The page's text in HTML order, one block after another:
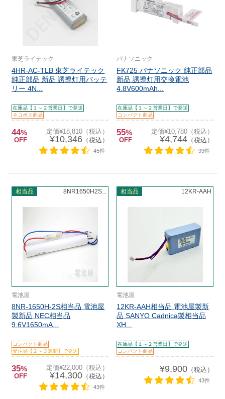
東芝ライテック
4HR-AC-TLB 東芝ライテック
純正部品 新品 誘導灯用バッテ
リー 4N...
在庫品【１～２営業日】で発送
ネコポス商品
44%
OFF
定価¥18,810（税込）
¥10,346（税込）
45件
パナソニック
FK725 パナソニック 純正部品
新品 誘導灯用交換電池
4.8V600mAh...
在庫品【１～２営業日】で発送
コンパクト商品
55%
OFF
定価¥10,780（税込）
¥4,744（税込）
99件
相当品 8NR1650H2S...
電池屋
8NR-1650H-2S相当品 電池屋
製新品 NEC相当品
9.6V1650mA...
コンパクト商品
受注品【２～３週間】で発送
35%
OFF
定価¥22,000（税込）
¥14,300（税込）
43件
相当品 12KR-AAH
電池屋
12KR-AAH相当品 電池屋製新
品 SANYO Cadnica製相当品
XH...
在庫品【１～２営業日】で発送
コンパクト商品
¥9,900（税込）
43件